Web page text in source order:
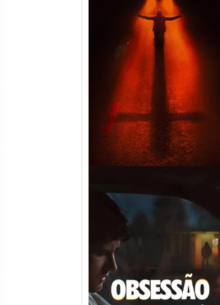
Passageiro do Mal Torrent
(2026) WEB-DL 1080p Dual
Áudio
Obsessão Torrent (2026)
WEB-DL 1080p/4K Dual
Áudio